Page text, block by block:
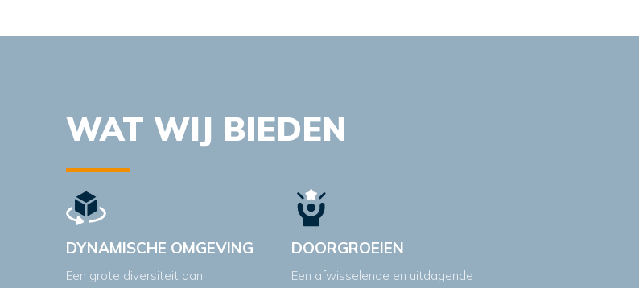
WAT WIJ BIEDEN
DYNAMISCHE OMGEVING
Een grote diversiteit aan
DOORGROEIEN
Een afwisselende en uitdagende